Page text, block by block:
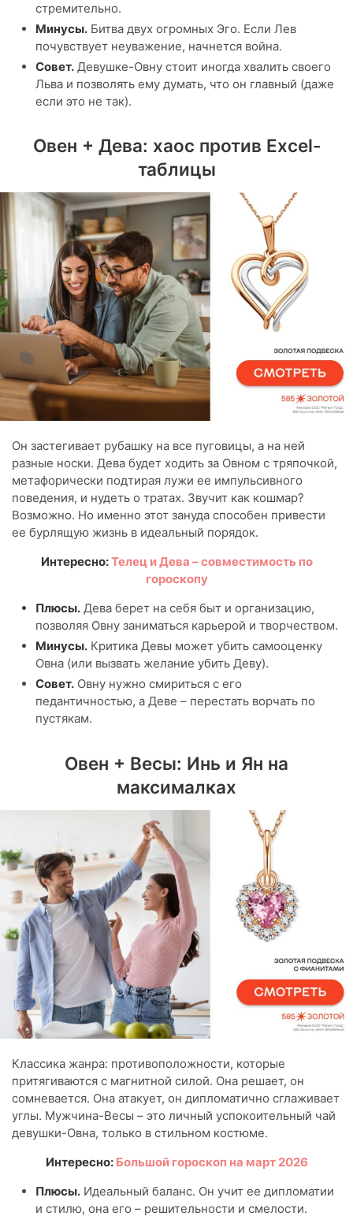
стремительно.
Минусы. Битва двух огромных Эго. Если Лев
почувствует неуважение, начнется война.
Совет. Девушке-Овну стоит иногда хвалить своего
Льва и позволять ему думать, что он главный (даже
если это не так).
Овен + Дева: хаос против Excel-
таблицы
Он застегивает рубашку на все пуговицы, а на ней
разные носки. Дева будет ходить за Овном с тряпочкой,
метафорически подтирая лужи ее импульсивного
поведения, и нудеть о тратах. Звучит как кошмар?
Возможно. Но именно этот зануда способен привести
ее бурлящую жизнь в идеальный порядок.
Интересно:Телец и Дева – совместимость по
гороскопу
Плюсы. Дева берет на себя быт и организацию,
позволяя Овну заниматься карьерой и творчеством.
Минусы. Критика Девы может убить самооценку
Овна (или вызвать желание убить Деву).
Совет. Овну нужно смириться с его
педантичностью, а Деве – перестать ворчать по
пустякам.
Овен + Весы: Инь и Ян на
максималках
Классика жанра: противоположности, которые
притягиваются с магнитной силой. Она решает, он
сомневается. Она атакует, он дипломатично сглаживает
углы. Мужчина-Весы – это личный успокоительный чай
девушки-Овна, только в стильном костюме.
Интересно: Большой гороскоп на март 2026
Плюсы. Идеальный баланс. Он учит ее дипломатии
и стилю, она его – решительности и смелости.